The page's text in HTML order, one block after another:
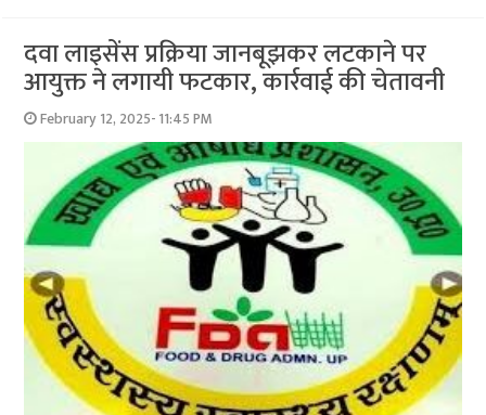
दवा लाइसेंस प्रक्रिया जानबूझकर लटकाने पर
आयुक्त ने लगायी फटकार, कार्रवाई की चेतावनी
February 12, 2025- 11:45 PM